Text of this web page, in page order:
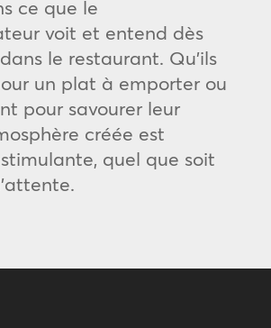
ce que le
voit et entend dès
le restaurant. Qu’ils
un plat à emporter ou
pour savourer leur
créée est
quel que soit